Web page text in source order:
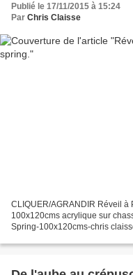
Publié le 17/11/2015 à 15:24
Par Chris Claisse
CLIQUER/AGRANDIR Réveil à
100x120cms acrylique sur
Spring-100x120cms-chris